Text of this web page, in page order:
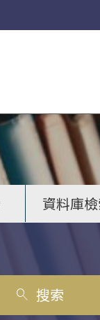
資料庫
search 搜索